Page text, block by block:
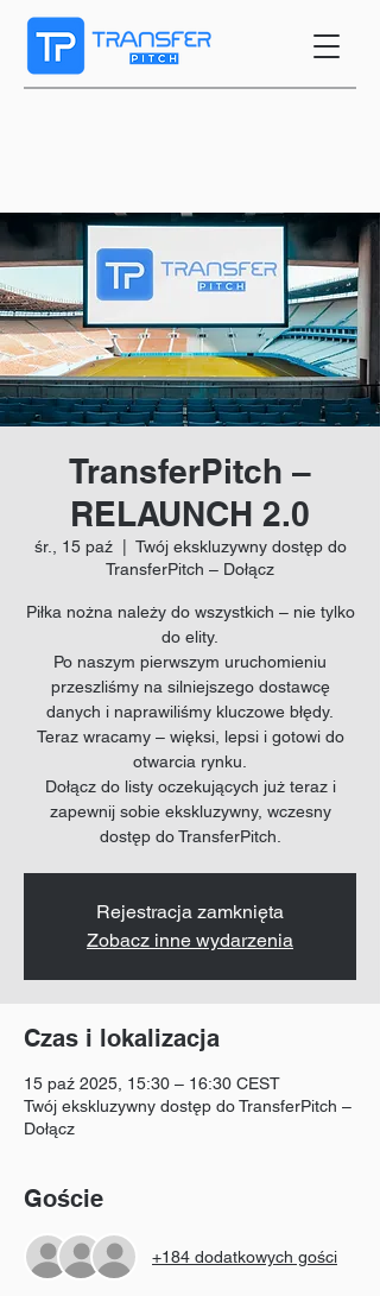
TransferPitch –
RELAUNCH 2.0
śr., 15 paź
  |
Twój ekskluzywny dostęp do
TransferPitch – Dołącz
Piłka nożna należy do wszystkich – nie tylko
do elity.
Po naszym pierwszym uruchomieniu
przeszliśmy na silniejszego dostawcę
danych i naprawiliśmy kluczowe błędy.
Teraz wracamy – więksi, lepsi i gotowi do
otwarcia rynku.
Dołącz do listy oczekujących już teraz i
zapewnij sobie ekskluzywny, wczesny
dostęp do TransferPitch.
Rejestracja zamknięta
Zobacz inne wydarzenia
Czas i lokalizacja
15 paź 2025, 15:30 – 16:30 CEST
Twój ekskluzywny dostęp do TransferPitch –
Dołącz
Goście
+184 dodatkowych gości